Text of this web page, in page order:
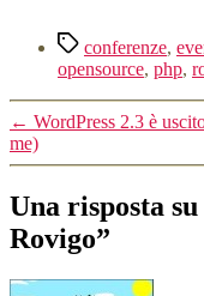
Tag conferenze,
opensource, php,
← WordPress 2.3 è
me)
Una risposta
Rovigo”